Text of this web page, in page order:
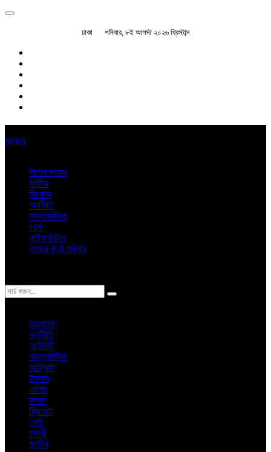
ঢাকা শনিবার, ৮ই আগস্ট ২০২৬ খ্রিস্টাব্দ
প্রচ্ছদ
বিশেষ সংবাদ
জাতীয়
বিনোদন
অর্থনীতি
আন্তর্জাতিক
খেলা
লাইফস্টাইল
বাংলার কণ্ঠ পরিবার
অন্যান্য
অর্থনীতি
আইসিটি
আন্তর্জাতিক
আফ্রিকা
ইসলাম
এশিয়া
কলাম
ক্রিকেট
খেলা
চাকরী
জাতীয়